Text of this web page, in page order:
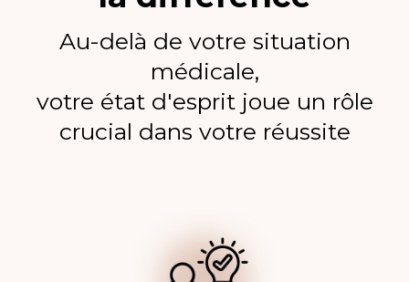
Au-delà de votre situation
médicale,
votre état d'esprit joue un rôle
crucial dans votre réussite